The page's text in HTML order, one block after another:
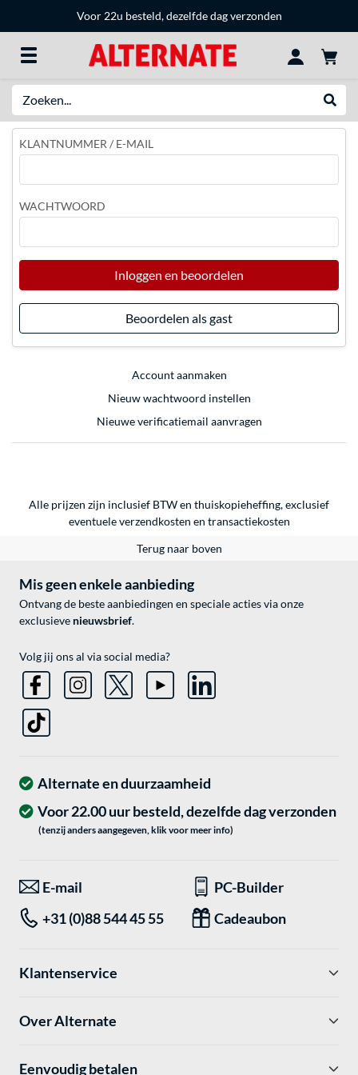
Voor 22u besteld, dezelfde dag verzonden
KLANTNUMMER / E-MAIL
WACHTWOORD
Inloggen en beoordelen
Beoordelen als gast
Account aanmaken
Nieuw wachtwoord instellen
Nieuwe verificatiemail aanvragen
Alle prijzen zijn inclusief BTW en thuiskopieheffing, exclusief
eventueleverzendkosten en transactiekosten
Terug naar boven
Mis geen enkele aanbieding
Ontvang de beste aanbiedingen en speciale acties via onze
exclusieve nieuwsbrief.
Volg jij ons al via social media?
Alternate en duurzaamheid
Voor 22.00 uur besteld, dezelfde dag verzonden
(tenzij anders aangegeven, klik voor meer info)
E-mail
PC-Builder
+31 (0)88 544 45 55
Cadeaubon
Klantenservice
Over Alternate
Eenvoudig betalen